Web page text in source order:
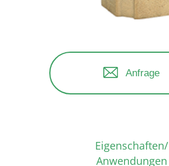
Anfrage
Eigenschaften/
Anwendungen